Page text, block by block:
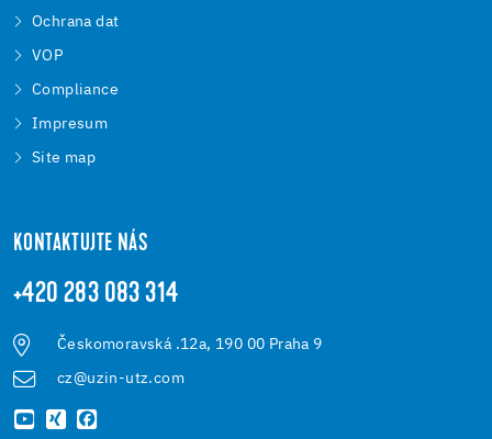
Ochrana dat
VOP
Compliance
Impresum
Site map
KONTAKTUJTE NÁS
+420 283 083 314
Českomoravská .12a, 190 00 Praha 9
cz@uzin-utz.com